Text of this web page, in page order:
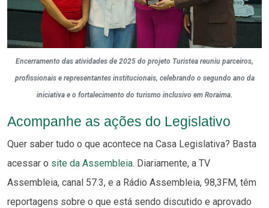
Encerramento das atividades de 2025 do projeto Turistea reuniu parceiros,
profissionais e representantes institucionais, celebrando o segundo ano da
iniciativa e o fortalecimento do turismo inclusivo em Roraima.
Acompanhe as ações do Legislativo
Quer saber tudo o que acontece na Casa Legislativa? Basta
acessar o site da Assembleia. Diariamente, a TV
Assembleia, canal 57.3, e a Rádio Assembleia, 98,3FM, têm
reportagens sobre o que está sendo discutido e aprovado